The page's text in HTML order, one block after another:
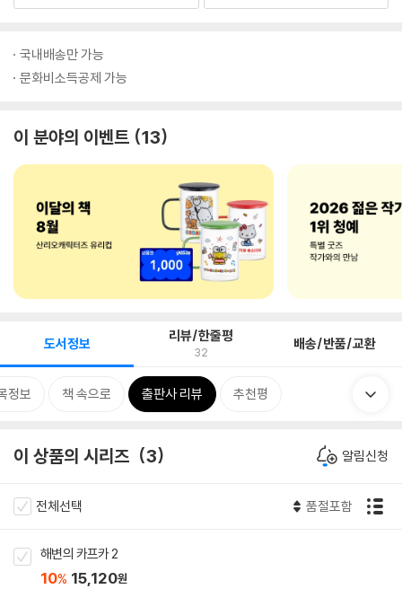
국내배송만 가능
문화비소득공제 가능
이 분야의 이벤트 13
도서정보 리뷰/한줄평
32 배송/반품/교환
정보 책 속으로 출판사 리뷰 추천평
이 상품의 시리즈 3 알림신청
전체선택 품절포함
해변의 카프카 2
10% 15,120원